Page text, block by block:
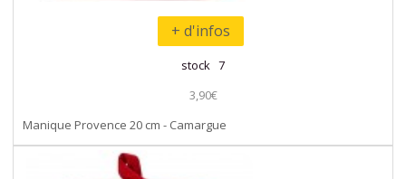
+ d'infos
stock 7
3,90€
Manique Provence 20 cm - Camargue